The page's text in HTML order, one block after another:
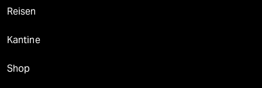
Reisen
Kantine
Shop